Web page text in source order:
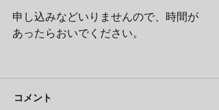
申し込みなどいりませんので、時間が
あったらおいでください。
コメント